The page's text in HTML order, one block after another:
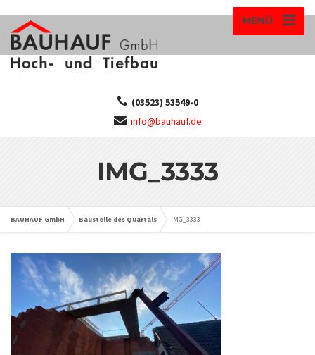
MENÜ
(03523) 53549-0
info@bauhauf.de
IMG_3333
BAUHAUF GmbH Baustelle des Quartals IMG_3333